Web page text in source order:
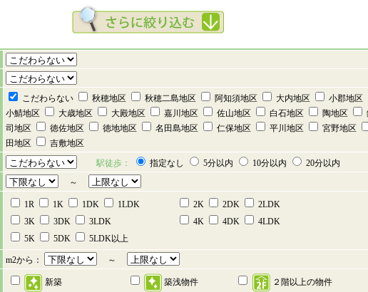
こだわらない 秋穂地区 秋穂二島地区 阿知須地区 大内地区
小郡地区
小鯖地区
大歳地区 大殿地区 嘉川地区 佐山地区 白石地区 陶地区
司地区
徳佐地区 徳地地区 名田島地区 仁保地区 平川地区
宮野地区
田地区
吉敷地区
駅徒歩： 指定なし 5分以内 10分以内
20分以内
～
1R 1K 1DK 1LDK 2K 2DK
2LDK
3K
3DK 3LDK 4K 4DK
4LDK
5K
5DK
5LDK以上
m2から： ～
新築 築浅物件 ２階以上の物件